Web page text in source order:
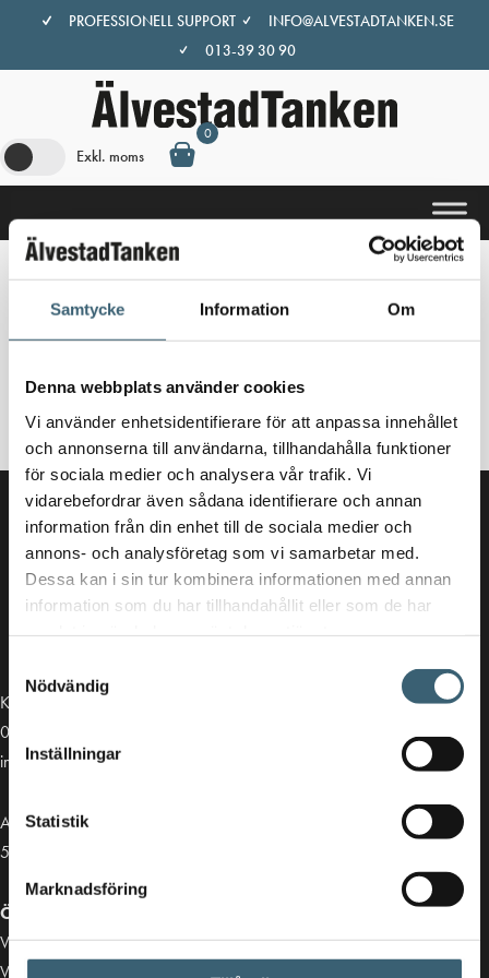
Samtycke Information Om
Denna webbplats använder cookies
Vi använder enhetsidentifierare för att anpassa innehållet
och annonserna till användarna, tillhandahålla funktioner
för sociala medier och analysera vår trafik. Vi
vidarebefordrar även sådana identifierare och annan
information från din enhet till de sociala medier och
annons- och analysföretag som vi samarbetar med.
Dessa kan i sin tur kombinera informationen med annan
information som du har tillhandahållit eller som de har
Nödvändig
Inställningar
Statistik
Marknadsföring
innehåll
PROFESSIONELL SUPPORT
INFO@ALVESTADTANKEN.SE
013-39 30 90
Exkl. moms
0
Flottörventil KSV
Inga produkter hittades som motsvarar ditt val.
Kontakt
013-39 30 90
info@alvestadtanken.se
Algolgatan 7
583 30 Linköping
Öppettider butik:
Vardagar 07.00 - 16.00
Viktiga länkar